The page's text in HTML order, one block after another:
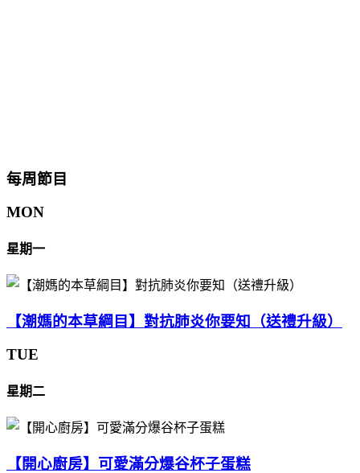
每周節目
MON
星期一
【潮媽的本草綱目】對抗肺炎你要知（送禮升級）
TUE
星期二
【開心廚房】可愛滿分爆谷杯子蛋糕